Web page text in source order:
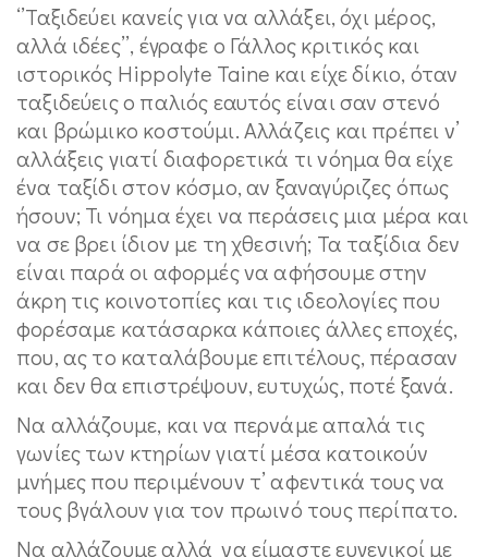
‘’Ταξιδεύει κανείς για να αλλάξει, όχι μέρος,
αλλά ιδέες’’, έγραφε ο Γάλλος κριτικός και
ιστορικός Hippolyte Taine και είχε δίκιο, όταν
ταξιδεύεις ο παλιός εαυτός είναι σαν στενό
και βρώμικο κοστούμι. Αλλάζεις και πρέπει ν’
αλλάξεις γιατί διαφορετικά τι νόημα θα είχε
ένα ταξίδι στον κόσμο, αν ξαναγύριζες όπως
ήσουν; Τι νόημα έχει να περάσεις μια μέρα και
να σε βρει ίδιον με τη χθεσινή; Τα ταξίδια δεν
είναι παρά οι αφορμές να αφήσουμε στην
άκρη τις κοινοτοπίες και τις ιδεολογίες που
φορέσαμε κατάσαρκα κάποιες άλλες εποχές,
που, ας το καταλάβουμε επιτέλους, πέρασαν
και δεν θα επιστρέψουν, ευτυχώς, ποτέ ξανά.
Να αλλάζουμε, και να περνάμε απαλά τις
γωνίες των κτηρίων γιατί μέσα κατοικούν
μνήμες που περιμένουν τ’ αφεντικά τους να
τους βγάλουν για τον πρωινό τους περίπατο.
Να αλλάζουμε αλλά να είμαστε ευγενικοί με